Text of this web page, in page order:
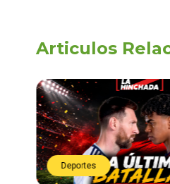
Articulos
Deportes